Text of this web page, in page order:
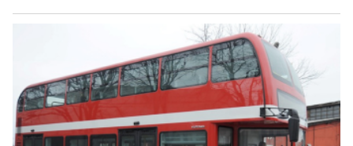
на систем што формално функционира, но со многу
намален опсег на користење и со ограничена
финансиска самостојност.